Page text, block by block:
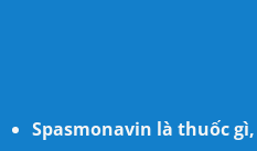
Spasmonavin là thuốc